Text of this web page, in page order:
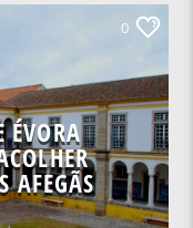
0
ÉVORA
AFEGÃS